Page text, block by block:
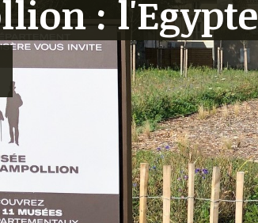
: l'Egypte